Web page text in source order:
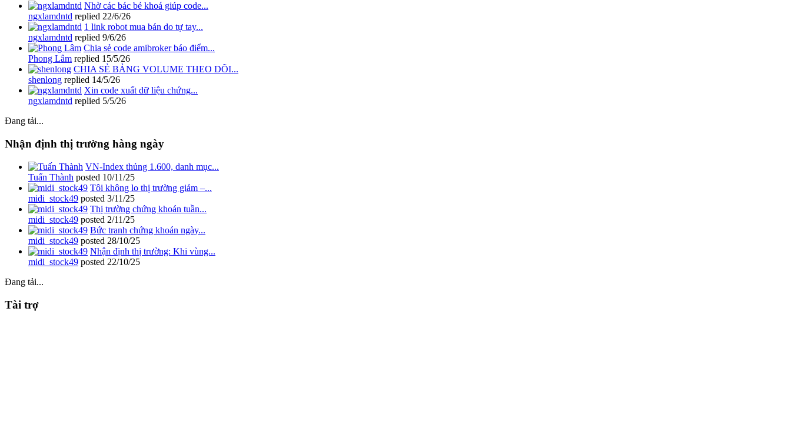
Nhờ các bác bẻ khoá giúp code...
ngxlamdntd replied 22/6/26
1 link robot mua bán do tự tay...
ngxlamdntd replied 9/6/26
Chia sẻ code amibroker báo điểm...
Phong Lâm replied 15/5/26
CHIA SẺ BẢNG VOLUME THEO DÕI...
shenlong replied 14/5/26
Xin code xuất dữ liệu chứng...
ngxlamdntd replied 5/5/26
Đang tải...
Nhận định thị trường hàng ngày
VN-Index thủng 1.600, danh mục...
Tuấn Thành posted 10/11/25
Tôi không lo thị trường giảm –...
midi_stock49 posted 3/11/25
Thị trường chứng khoán tuần...
midi_stock49 posted 2/11/25
Bức tranh chứng khoán ngày...
midi_stock49 posted 28/10/25
Nhận định thị trường: Khi vùng...
midi_stock49 posted 22/10/25
Đang tải...
Tài trợ